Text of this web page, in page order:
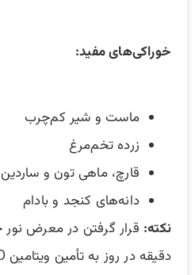
خوراکی‌های مفید:
ماست و شیر کم‌چرب
زرده تخم‌مرغ
قارچ، ماهی تون و ساردین
دانه‌های کنجد و بادام
نکته:
دقیقه در روز به تأمین ویتامین D کمک می‌کند.